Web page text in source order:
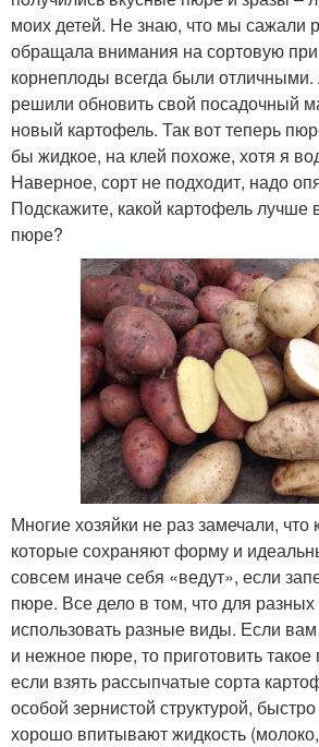
моих детей. Не знаю, что мы сажали
обращала внимания на сортовую
корнеплоды всегда были
решили обновить свой посадочный
новый картофель. Так вот теперь
бы жидкое, на клей похоже, хотя я
Наверное, сорт не подходит, надо
Подскажите, какой картофель лучше
пюре?
Многие хозяйки не раз замечали,
которые сохраняют форму и
совсем иначе себя «ведут», если
пюре. Все дело в том, что для
использовать разные виды. Если
и нежное пюре, то приготовить такое
если взять рассыпчатые сорта
особой зернистой структурой,
хорошо впитывают жидкость